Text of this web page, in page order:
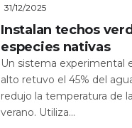
31/12/2025
Instalan techos
especies nativas
Un sistema experimental
alto retuvo el 45% del
redujo la temperatura de
verano. Utiliza...